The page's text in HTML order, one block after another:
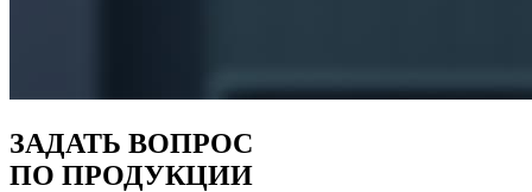
ЗАДАТЬ ВОПРОС
ПО ПРОДУКЦИИ